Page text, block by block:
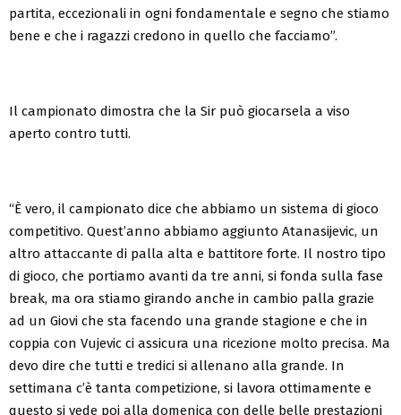
partita, eccezionali in ogni fondamentale e segno che stiamo
bene e che i ragazzi credono in quello che facciamo”.
Il campionato dimostra che la Sir può giocarsela a viso
aperto contro tutti.
“È vero, il campionato dice che abbiamo un sistema di gioco
competitivo. Quest’anno abbiamo aggiunto Atanasijevic, un
altro attaccante di palla alta e battitore forte. Il nostro tipo
di gioco, che portiamo avanti da tre anni, si fonda sulla fase
break, ma ora stiamo girando anche in cambio palla grazie
ad un Giovi che sta facendo una grande stagione e che in
coppia con Vujevic ci assicura una ricezione molto precisa. Ma
devo dire che tutti e tredici si allenano alla grande. In
settimana c’è tanta competizione, si lavora ottimamente e
questo si vede poi alla domenica con delle belle prestazioni